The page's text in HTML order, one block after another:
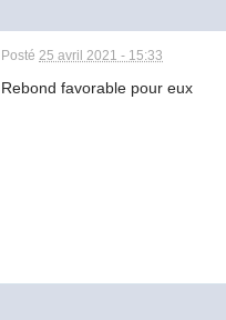
Posté25 avril 2021 - 15:33
Rebond favorable pour eux